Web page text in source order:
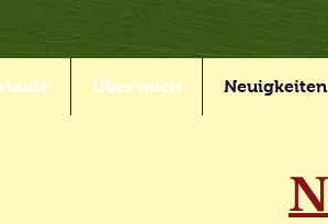
Über mich Neuigkeiten